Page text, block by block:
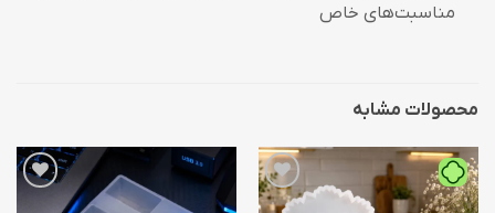
مناسبت‌های خاص
محصولات مشابه
افزودن